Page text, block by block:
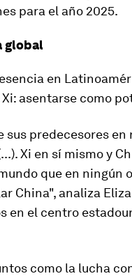
para el año 2025.
global
en
asentarse como
sus predecesores
Xi en sí mismo y
que en ningún
China", analiza
en el centro
como la lucha